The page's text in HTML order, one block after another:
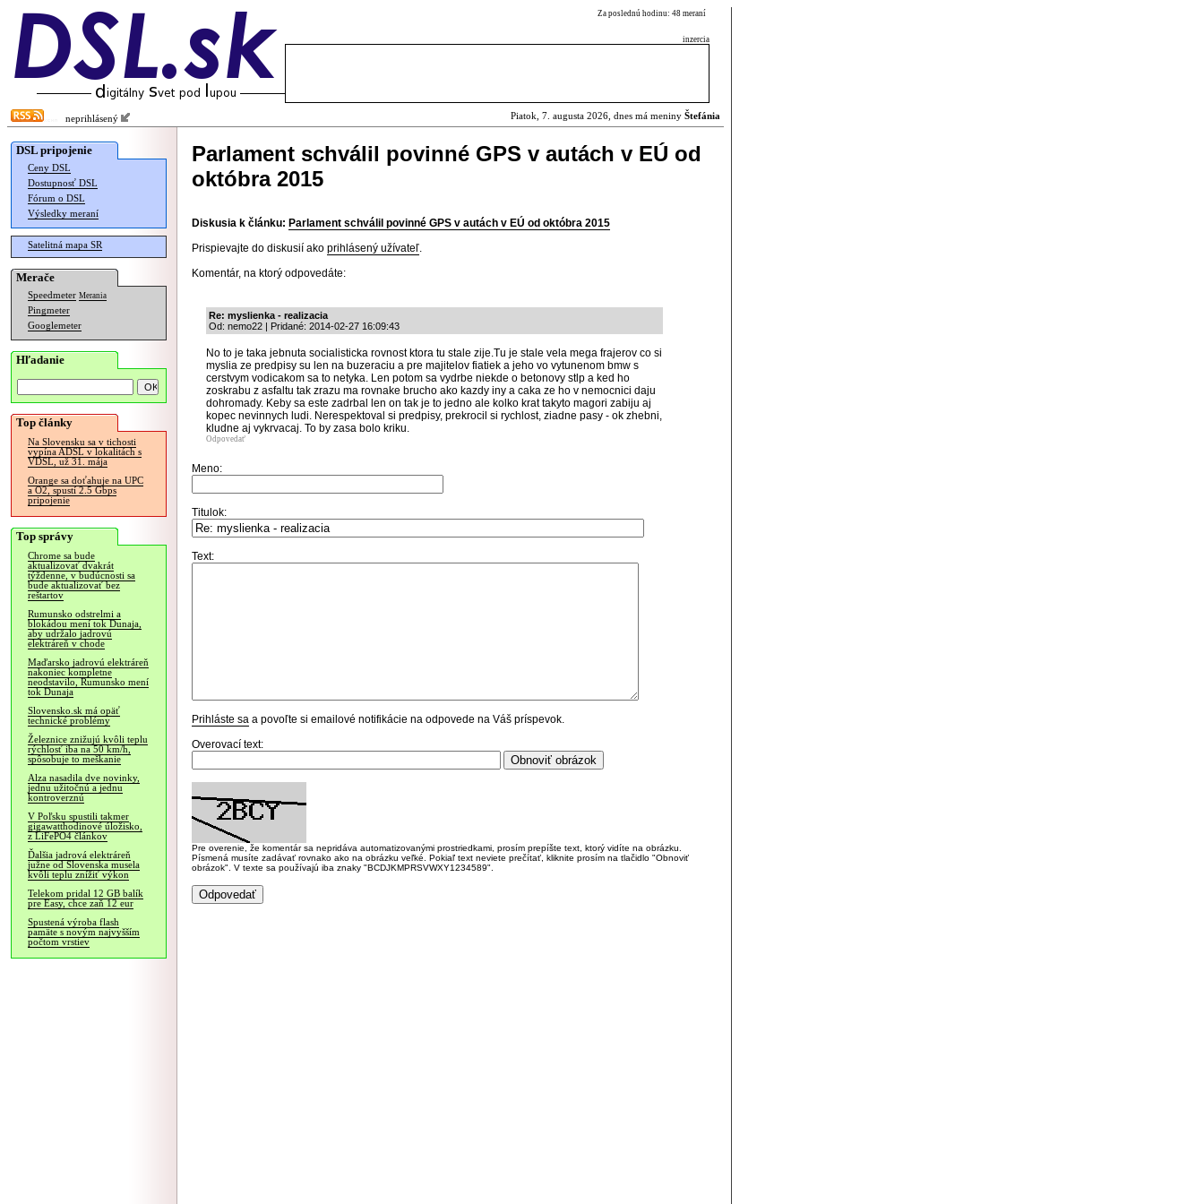
Za poslednú hodinu: 48 meraní
inzercia
neprihlásený Piatok, 7. augusta 2026, dnes má meniny Štefánia
DSL pripojenie
Ceny DSL
Dostupnosť DSL
Fórum o DSL
Výsledky meraní
Satelitná mapa SR
Merače
Speedmeter Merania
Pingmeter
Googlemeter
Hľadanie
Top články
Na Slovensku sa v tichosti
vypína ADSL v lokalitách s
VDSL, už 31. mája
Orange sa doťahuje na UPC
a O2, spustí 2.5 Gbps
pripojenie
Top správy
Chrome sa bude
aktualizovať dvakrát
týždenne, v budúcnosti sa
bude aktualizovať bez
reštartov
Rumunsko odstrelmi a
blokádou mení tok Dunaja,
aby udržalo jadrovú
elektráreň v chode
Maďarsko jadrovú elektráreň
nakoniec kompletne
neodstavilo, Rumunsko mení
tok Dunaja
Slovensko.sk má opäť
technické problémy
Železnice znižujú kvôli teplu
rýchlosť iba na 50 km/h,
spôsobuje to meškanie
Alza nasadila dve novinky,
jednu užitočnú a jednu
kontroverznú
V Poľsku spustili takmer
gigawatthodinové úložisko,
z LiFePO4 článkov
Ďalšia jadrová elektráreň
južne od Slovenska musela
kvôli teplu znížiť výkon
Telekom pridal 12 GB balík
pre Easy, chce zaň 12 eur
Spustená výroba flash
pamäte s novým najvyšším
počtom vrstiev
Parlament schválil povinné GPS v autách v EÚ od
októbra 2015
Diskusia k článku: Parlament schválil povinné GPS v autách v EÚ od októbra 2015
Prispievajte do diskusií ako prihlásený užívateľ.
Komentár, na ktorý odpovedáte:
Re: myslienka - realizacia
Od: nemo22 | Pridané: 2014-02-27 16:09:43
No to je taka jebnuta socialisticka rovnost ktora tu stale zije.Tu je stale vela mega frajerov co si
myslia ze predpisy su len na buzeraciu a pre majitelov fiatiek a jeho vo vytunenom bmw s
cerstvym vodicakom sa to netyka. Len potom sa vydrbe niekde o betonovy stlp a ked ho
zoskrabu z asfaltu tak zrazu ma rovnake brucho ako kazdy iny a caka ze ho v nemocnici daju
dohromady. Keby sa este zadrbal len on tak je to jedno ale kolko krat takyto magori zabiju aj
kopec nevinnych ludi. Nerespektoval si predpisy, prekrocil si rychlost, ziadne pasy - ok zhebni,
kludne aj vykrvacaj. To by zasa bolo kriku.
Odpovedať
Meno:
Titulok:
Text:
Prihláste sa a povoľte si emailové notifikácie na odpovede na Váš príspevok.
Overovací text:
Pre overenie, že komentár sa nepridáva automatizovanými prostriedkami, prosím prepíšte text, ktorý vidíte na obrázku.
Písmená musíte zadávať rovnako ako na obrázku veľké. Pokiaľ text neviete prečítať, kliknite prosím na tlačidlo "Obnoviť
obrázok". V texte sa používajú iba znaky "BCDJKMPRSVWXY1234589".